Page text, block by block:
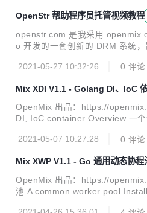
括：路由、渲染、参数获取、中
CLI 模式下强大的兼容性，同时
并且支持 Swoole 的多种进程模
Swoole 或者 WorkerMan
OpenStr 帮助程序员托管视频教程
openstr.com 是我采用
o 开发的一套创新的 DRM 系统，
想要发布视频教程遇到的问题 开
无法持续坚持 慕课网只能按他们
同时抽佣感人 自己部署网站，开
存储的流量费用及其高昂 支付渠
线加密视频网页播放技术 我开发
2021-05-27 10:32:26 0 评论
Mix XDI V1.1 - Golang DI、IoC
OpenMix 出品：https://
DI, IoC container Overview 一个
配置刷新等。 Installation go get
( "github.com/mix-go/xdi" ) type Foo struct { } func init() {
obj := &xdi.Object{ ...
2021-05-07 10:27:28 0 评论
Mix XWP V1.1 - Go 通用动态协
OpenMix 出品：https://
池 A common worker pool